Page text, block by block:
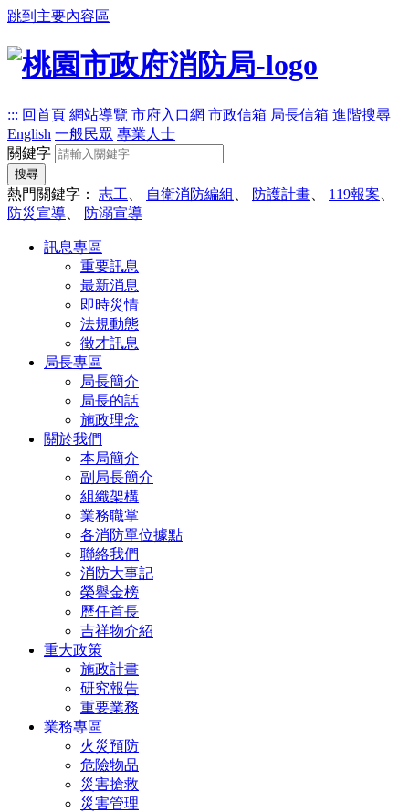
跳到主要內容區
::: 回首頁 網站導覽 市府入口網 市政信箱 局長信箱 進階搜尋
English 一般民眾 專業人士
關鍵字
搜尋
熱門關鍵字： 志工 自衛消防編組 防護計畫 119報案
防災宣導
防溺宣導
訊息專區
重要訊息
最新消息
即時災情
法規動態
徵才訊息
局長專區
局長簡介
局長的話
施政理念
關於我們
本局簡介
副局長簡介
組織架構
業務職掌
各消防單位據點
聯絡我們
消防大事記
榮譽金榜
歷任首長
吉祥物介紹
重大政策
施政計畫
研究報告
重要業務
業務專區
火災預防
危險物品
災害搶救
災害管理